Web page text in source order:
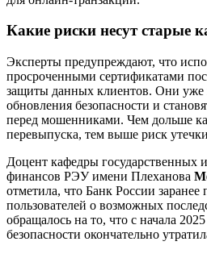
Какие риски несут старые
Эксперты предупреждают, что
просроченными сертификатами
защиты данных клиентов. Они уже
обновления безопасности и
перед мошенниками. Чем дольше
перевыпуска, тем выше риск
Доцент кафедры государственных
финансов РЭУ имени Плеханова
отметила, что Банк России заранее
пользователей о возможных
обращалось на то, что с начала
безопасности окончательно